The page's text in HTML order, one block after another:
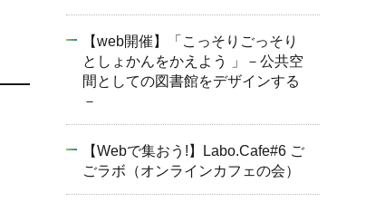
【web開催】「こっそりごっそり
としょかんをかえよう 」－公共空
間としての図書館をデザインする
－
【Webで集おう!】Labo.Cafe#6 ご
ごラボ（オンラインカフェの会）